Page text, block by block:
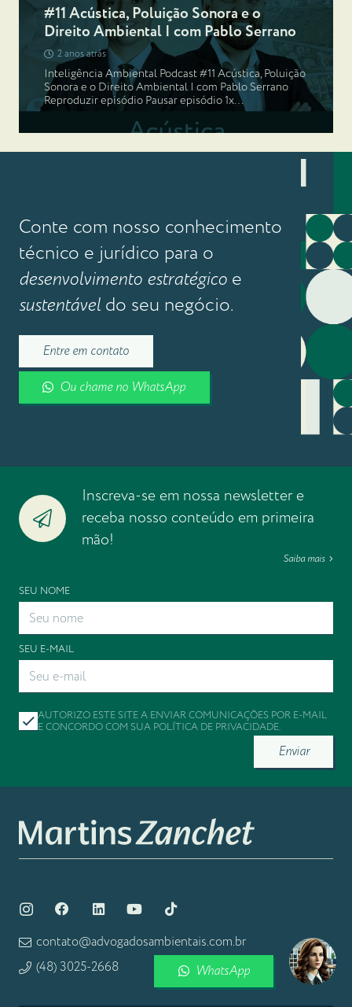
#11 Acústica, Poluição Sonora e o
Direito Ambiental | com Pablo Serrano
2 anos atrás
Inteligência Ambiental Podcast #11 Acústica, Poluição
Sonora e o Direito Ambiental | com Pablo Serrano
Reproduzir episódio Pausar episódio 1x…
Conte com nosso conhecimento
técnico e jurídico para o
desenvolvimento estratégico e
sustentável do seu negócio.
Entre em contato
Ou chame no WhatsApp
Inscreva-se em nossa newsletter e
receba nosso conteúdo em primeira
mão!
Saiba mais
SEU NOME
SEU E-MAIL
AUTORIZO ESTE SITE A ENVIAR COMUNICAÇÕES POR E-MAIL
E CONCORDO COM SUA POLÍTICA DE PRIVACIDADE.
Enviar
contato@advogadosambientais.com.br
(48) 3025-2668
WhatsApp